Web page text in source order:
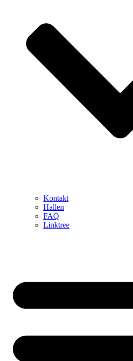
Kontakt
Hallen
FAQ
Linktree